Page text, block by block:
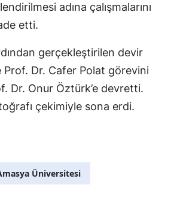
adına çalışmalarını
etti.
gerçekleştirilen devir
Dr. Cafer Polat görevini
Dr. Onur Öztürk’e devretti.
çekimiyle sona erdi.
Üniversitesi